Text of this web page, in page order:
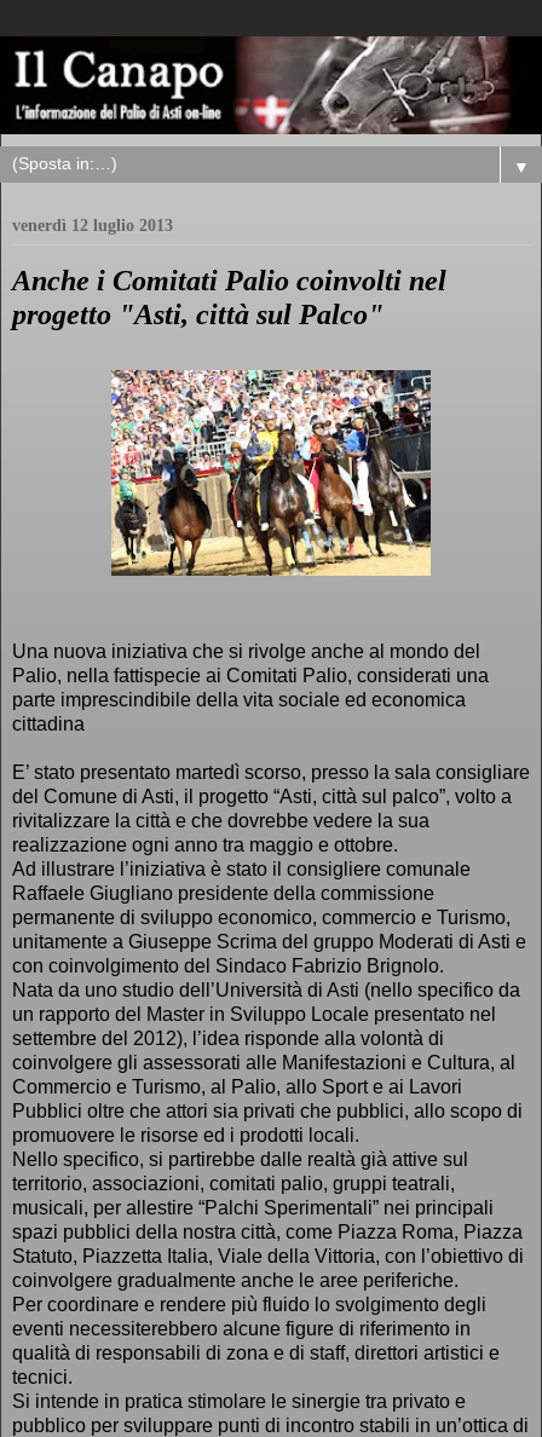
▼
venerdì 12 luglio 2013
Anche i Comitati Palio coinvolti nel
progetto "Asti, città sul Palco"
Una nuova iniziativa che si rivolge anche al mondo del
Palio, nella fattispecie ai Comitati Palio, considerati una
parte imprescindibile della vita sociale ed economica
cittadina
E’ stato presentato martedì scorso, presso la sala consigliare
del Comune di Asti, il progetto “Asti, città sul palco”, volto a
rivitalizzare la città e che dovrebbe vedere la sua
realizzazione ogni anno tra maggio e ottobre.
Ad illustrare l’iniziativa è stato il consigliere comunale
Raffaele Giugliano presidente della commissione
permanente di sviluppo economico, commercio e Turismo,
unitamente a Giuseppe Scrima del gruppo Moderati di Asti e
con coinvolgimento del Sindaco Fabrizio Brignolo.
Nata da uno studio dell’Università di Asti (nello specifico da
un rapporto del Master in Sviluppo Locale presentato nel
settembre del 2012), l’idea risponde alla volontà di
coinvolgere gli assessorati alle Manifestazioni e Cultura, al
Commercio e Turismo, al Palio, allo Sport e ai Lavori
Pubblici oltre che attori sia privati che pubblici, allo scopo di
promuovere le risorse ed i prodotti locali.
Nello specifico, si partirebbe dalle realtà già attive sul
territorio, associazioni, comitati palio, gruppi teatrali,
musicali, per allestire “Palchi Sperimentali” nei principali
spazi pubblici della nostra città, come Piazza Roma, Piazza
Statuto, Piazzetta Italia, Viale della Vittoria, con l’obiettivo di
coinvolgere gradualmente anche le aree periferiche.
Per coordinare e rendere più fluido lo svolgimento degli
eventi necessiterebbero alcune figure di riferimento in
qualità di responsabili di zona e di staff, direttori artistici e
tecnici.
Si intende in pratica stimolare le sinergie tra privato e
pubblico per sviluppare punti di incontro stabili in un’ottica di